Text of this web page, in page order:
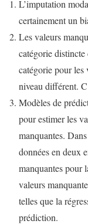
L’imputation
certainement un
Les valeurs
catégorie
catégorie pour les
niveau différent.
Modèles de
pour estimer les
manquantes.
données en deux
manquantes pour
valeurs
telles que la
prédiction.